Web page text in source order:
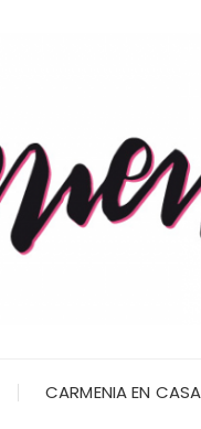
CARMENIA EN